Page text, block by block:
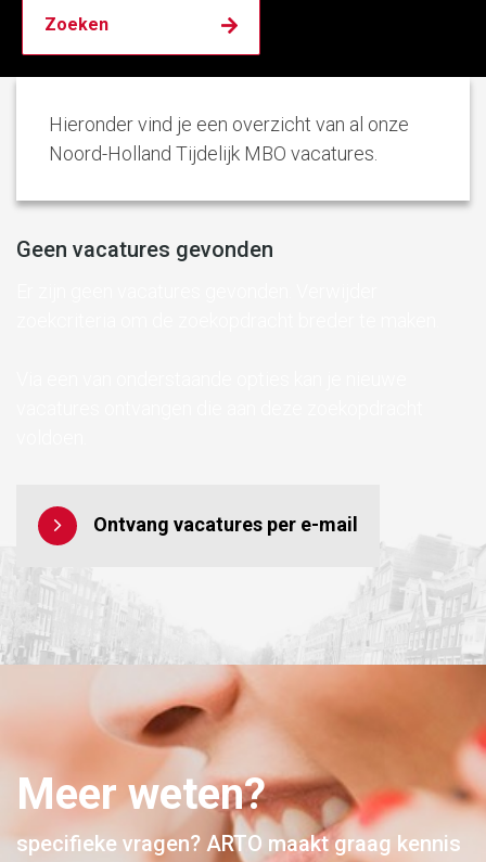
Hieronder vind je een overzicht van al onze
Noord-Holland Tijdelijk MBO vacatures.
Geen vacatures gevonden
Ontvang vacatures per e-mail
Meer weten?
specifieke vragen? ARTO maakt graag kennis